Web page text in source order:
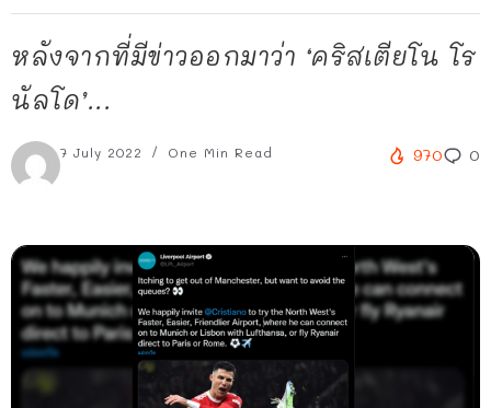
หลังจากที่มีข่าวออกมาว่า ‘คริสเตียโน โร
นัลโด’...
7 July 2022 One Min Read 970 0